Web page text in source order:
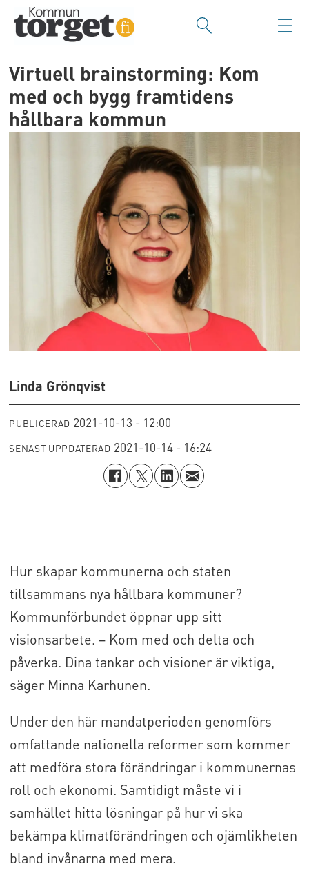
Virtuell brainstorming: Kom
med och bygg framtidens
hållbara kommun
Linda Grönqvist
PUBLICERAD 2021-10-13 - 12:00
SENAST UPPDATERAD 2021-10-14 - 16:24
Hur skapar kommunerna och staten
tillsammans nya hållbara kommuner?
Kommunförbundet öppnar upp sitt
visionsarbete. – Kom med och delta och
påverka. Dina tankar och visioner är viktiga,
säger Minna Karhunen.
Under den här mandatperioden genomförs
omfattande nationella reformer som kommer
att medföra stora förändringar i kommunernas
roll och ekonomi. Samtidigt måste vi i
samhället hitta lösningar på hur vi ska
bekämpa klimatförändringen och ojämlikheten
bland invånarna med mera.